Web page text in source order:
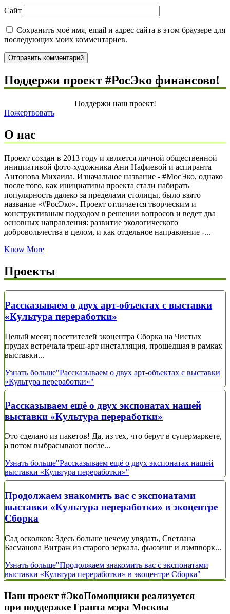
Сайт
Сохранить моё имя, email и адрес сайта в этом браузере для
последующих моих комментариев.
Поддержи проект #РосЭко финансово!
Поддержи наш проект!
Пожертвовать
О нас
Проект создан в 2013 году и является личной общественной
инициативой фото-художника Ани Нафиевой и аспиранта
Антонова Михаила. Изначальное название - #МосЭко, однако
после того, как инициативы проекта стали набирать
популярность далеко за пределами столицы, было взято
название «#РосЭко». Проект отличается творческим и
конструктивным подходом в решении вопросов и ведет два
основных направления: развитие экологического
добровольчества в целом, и как отдельное направление -...
Know More
Проекты
Рассказываем о двух арт-объектах с выставки
«Культура переработки»
Целый месяц посетителей экоцентра Сборка на Чистых
прудах встречала треш-арт инсталляция, прошедшая в рамках
выставки...
Узнать больше"Рассказываем о двух арт-объектах с выставки
«Культура переработки»"
Рассказываем ещё о двух экспонатах нашей
выставки «Культура переработки»
Это сделано из пакетов! Да, из тех, что берут в супермаркете,
а потом выбрасывают после...
Узнать больше"Рассказываем ещё о двух экспонатах нашей
выставки «Культура переработки»"
Продолжаем знакомить вас с экспонатами
выставки «Культура переработки» в экоцентре
Сборка
Сад осколков: Здесь больше нечему увядать, Светлана
Басманова Витраж из старого зеркала, фьюзинг и лэмпворк...
Узнать больше"Продолжаем знакомить вас с экспонатами
выставки «Культура переработки» в экоцентре Сборка"
Наш проект #ЭкоПомощники реализуется
при поддержке Гранта мэра Москвы